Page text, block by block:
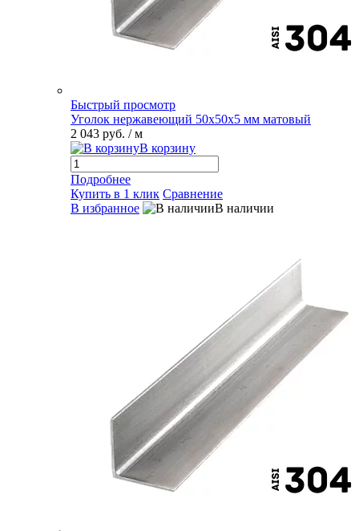
Быстрый просмотр
Уголок нержавеющий 50х50х5 мм матовый
2 043 руб. / м
В корзину
Подробнее
Купить в 1 клик Сравнение
В избранное
В наличии